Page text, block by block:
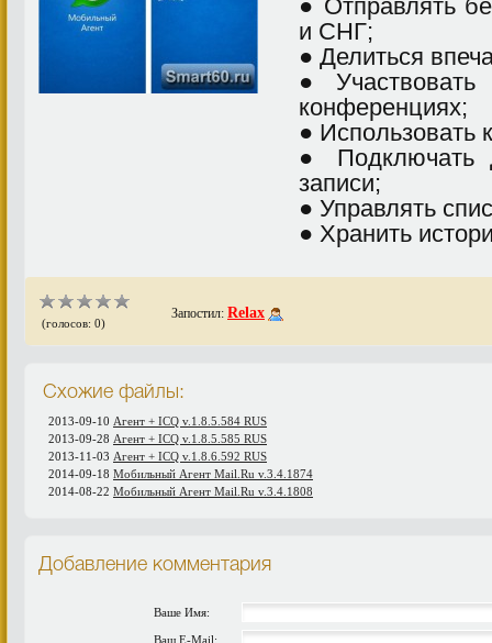
● Отправлять
и СНГ;
● Делиться
● Участвовать
конференциях;
● Использовать
● Подключать
записи;
● Управлять
● Хранить
(голосов: 0)
Запостил: Relax
Схожие файлы:
2013-09-10 Агент + ICQ v.1.8.5.584 RUS
2013-09-28 Агент + ICQ v.1.8.5.585 RUS
2013-11-03 Агент + ICQ v.1.8.6.592 RUS
2014-09-18 Мобильный Агент Mail.Ru v.3.4.1874
2014-08-22 Мобильный Агент Mail.Ru v.3.4.1808
Добавление комментария
Ваше Имя:
Ваш E-Mail: